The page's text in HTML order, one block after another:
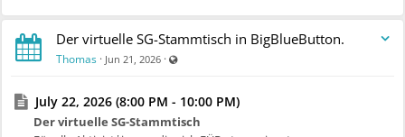
Der virtuelle SG-Stammtisch in BigBlueButton.
Thomas · Jun 21, 2026 ·
July 22, 2026 (8:00 PM - 10:00 PM)
Der virtuelle SG-Stammtisch